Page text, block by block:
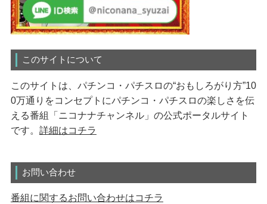
このサイトについて
このサイトは、パチンコ・パチスロの“おもしろがり方”10
0万通りをコンセプトにパチンコ・パチスロの楽しさを伝
える番組「ニコナナチャンネル」の公式ポータルサイト
です。 詳細はコチラ
お問い合わせ
番組に関するお問い合わせはコチラ